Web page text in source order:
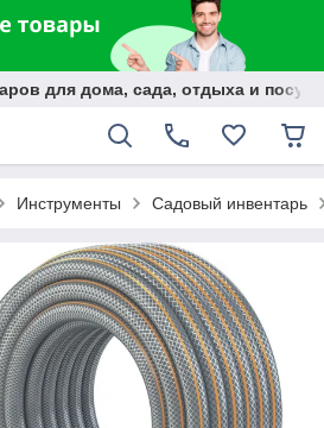
для дома, сада, отдыха и
Инструменты Садовый инвентарь